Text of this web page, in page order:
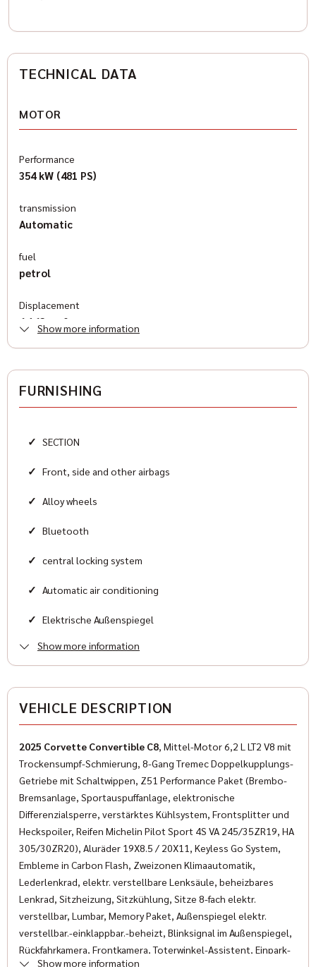
TECHNICAL DATA
MOTOR
Performance
354 kW (481 PS)
transmission
Automatic
fuel
petrol
Displacement
6,162 cm³
Heckantrieb
Cabrio
Condition
Orange Metallic
Color (Manufacturer)
FURNISHING
Number of doors
2/3
Number of seats
2
Innenausstattung
leather
Klimatisierung
Show more information
FURNISHING
✓ SECTION
✓ Front, side and other airbags
✓ Alloy wheels
✓ Bluetooth
✓ central locking system
✓ Automatic air conditioning
✓ Elektrische Außenspiegel
✓ Elektrische Fensterheber
✓ Hands-free system
✓ Multifunctional steering wheel
✓ LED-Scheinwerfer
✓ Power steering
✓ Sports seats
✓ Traction control
✓ Leather steering wheel
✓ Tire pressure control
Show more information
VEHICLE DESCRIPTION
2025 Corvette Convertible C8, Mittel-Motor 6,2 L LT2 V8 mit
Trockensumpf-Schmierung, 8-Gang Tremec Doppelkupplungs-
Getriebe mit Schaltwippen, Z51 Performance Paket (Brembo-
Bremsanlage, Sportauspuffanlage, elektronische
Differenzialsperre, verstärktes Kühlsystem, Frontsplitter und
Heckspoiler, Reifen Michelin Pilot Sport 4S VA 245/35ZR19, HA
305/30ZR20), Aluräder 19X8.5 / 20X11, Keyless Go System,
Embleme in Carbon Flash, Zweizonen Klimaautomatik,
Lederlenkrad, elektr. verstellbare Lenksäule, beheizbares
Lenkrad, Sitzheizung, Sitzkühlung, Sitze 8-fach elektr.
verstellbar, Lumbar, Memory Paket, Außenspiegel elektr.
verstellbar.-einklappbar.-beheizt, Blinksignal im Außenspiegel,
Rückfahrkamera, Frontkamera, Toterwinkel-Assistent, Einpark-
Show more information